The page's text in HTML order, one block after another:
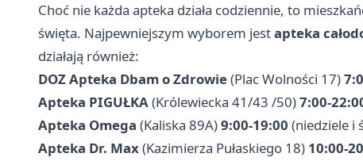
Choć nie każda apteka działa codziennie, to
święta. Najpewniejszym wyborem jestapteka
działają również:
DOZ Apteka Dbam o Zdrowie(Plac Wolności 17)
Apteka PIGUŁKA(Królewiecka 41/43 /50)7:00-
Apteka Omega (Kaliska 89A)9:00-19:00 (niedziele i
Apteka Dr. Max(Kazimierza Pułaskiego 18) 10:00-